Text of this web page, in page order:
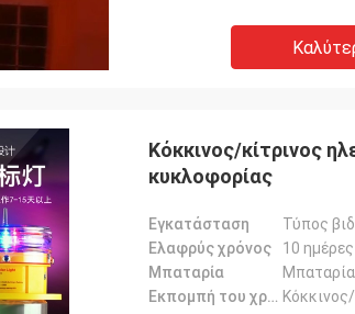
Κόκκινος/κίτρινος
κυκλοφορίας
Εγκατάσταση
Τύπος
Ελαφρύς χρόνος
10
Μπαταρία
Μπαταρία
Εκπομπή του χρώματος